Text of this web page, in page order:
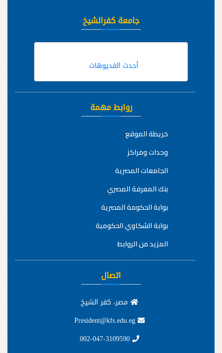
جامعة كفرالشيخ
أحدث الفديوهات
روابط مهمة
خريطة الموقع
وحدات ومراكز
الجامعات المصرية
بنك المعرفة المصري
بوابة الحكومة المصرية
بوابة الشكاوي الحكومية
المزيد من الروابط
اتصال
مصر، كفر الشيخ